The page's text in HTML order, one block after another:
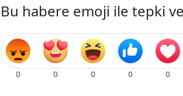
Bu habere emoji ile tepki